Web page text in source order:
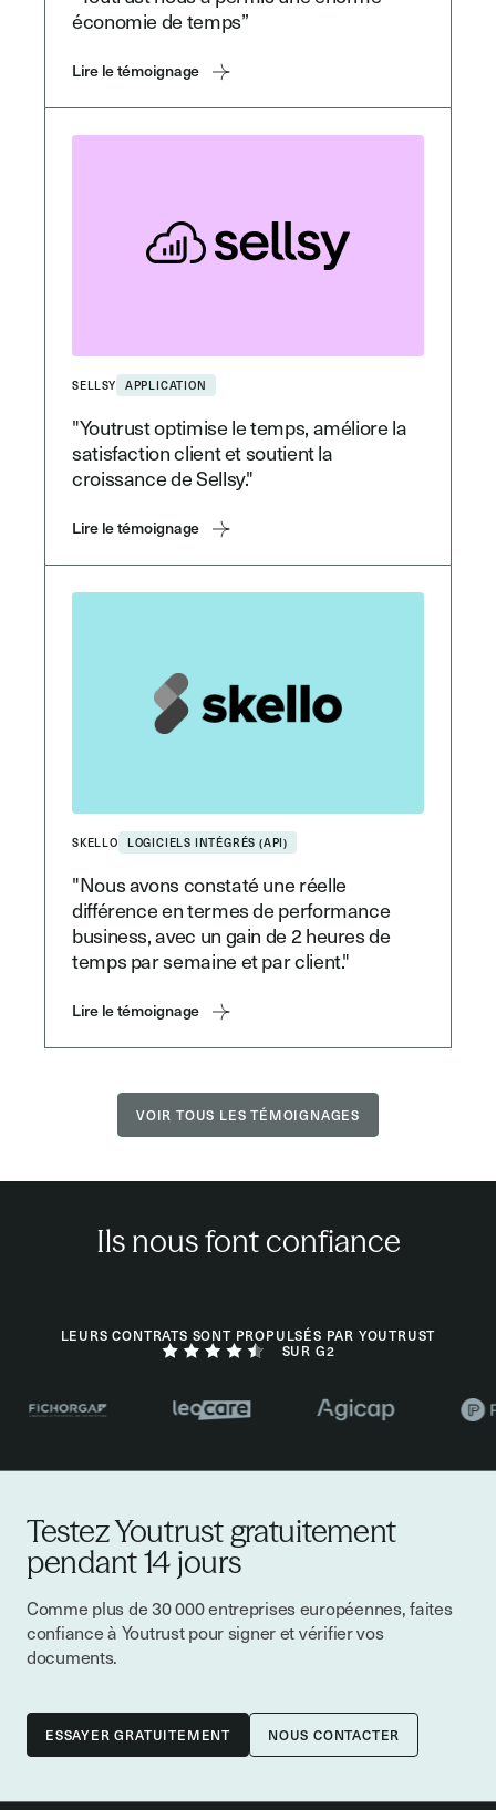
économie de temps”
Lire le témoignage
SELLSY APPLICATION
"Youtrust optimise le temps, améliore la
satisfaction client et soutient la
croissance de Sellsy."
Lire le témoignage
SKELLO LOGICIELS INTÉGRÉS (API)
"Nous avons constaté une réelle
différence en termes de performance
business, avec un gain de 2 heures de
temps par semaine et par client."
Lire le témoignage
VOIR TOUS LES TÉMOIGNAGES
Ils nous font confiance
LEURS CONTRATS SONT PROPULSÉS PAR YOUTRUST
SUR G2
Testez Youtrust gratuitement
pendant 14 jours
Comme plus de 30 000 entreprises européennes, faites
confiance à Youtrust pour signer et vérifier vos
documents.
NOUS CONTACTER